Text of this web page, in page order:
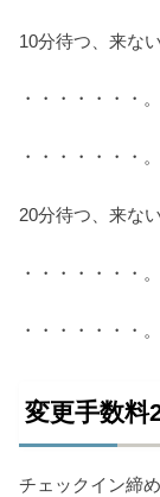
10分待つ、来ない
・・・・・・・。
・・・・・・・。
20分待つ、来ない
・・・・・・・。
・・・・・・・。
変更手数料
チェックイン締